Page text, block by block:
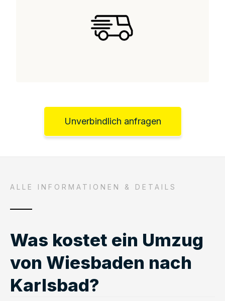
Unverbindlich anfragen
ALLE INFORMATIONEN & DETAILS
Was kostet ein Umzug
von Wiesbaden nach
Karlsbad?